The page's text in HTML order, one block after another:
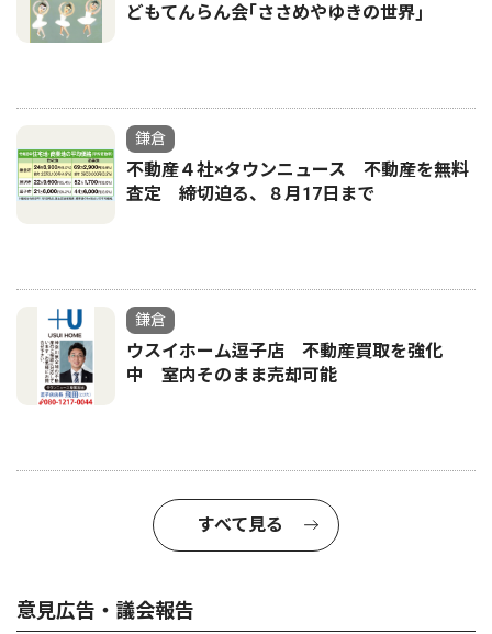
どもてんらん会｢ささめやゆきの世界｣
鎌倉
不動産４社×タウンニュース 不動産を無料
査定 締切迫る、８月17日まで
鎌倉
ウスイホーム逗子店 不動産買取を強化
中 室内そのまま売却可能
すべて見る
意見広告・議会報告